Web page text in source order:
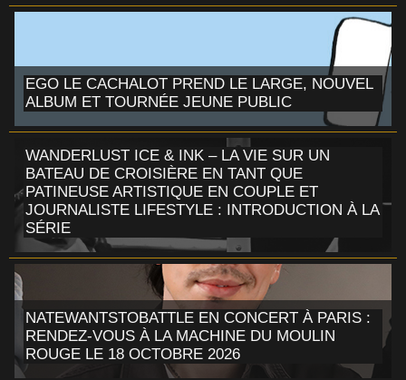
EGO LE CACHALOT PREND LE LARGE, NOUVEL
ALBUM ET TOURNÉE JEUNE PUBLIC
WANDERLUST ICE & INK – LA VIE SUR UN
BATEAU DE CROISIÈRE EN TANT QUE
PATINEUSE ARTISTIQUE EN COUPLE ET
JOURNALISTE LIFESTYLE : INTRODUCTION À LA
SÉRIE
NATEWANTSTOBATTLE EN CONCERT À PARIS :
RENDEZ-VOUS À LA MACHINE DU MOULIN
ROUGE LE 18 OCTOBRE 2026